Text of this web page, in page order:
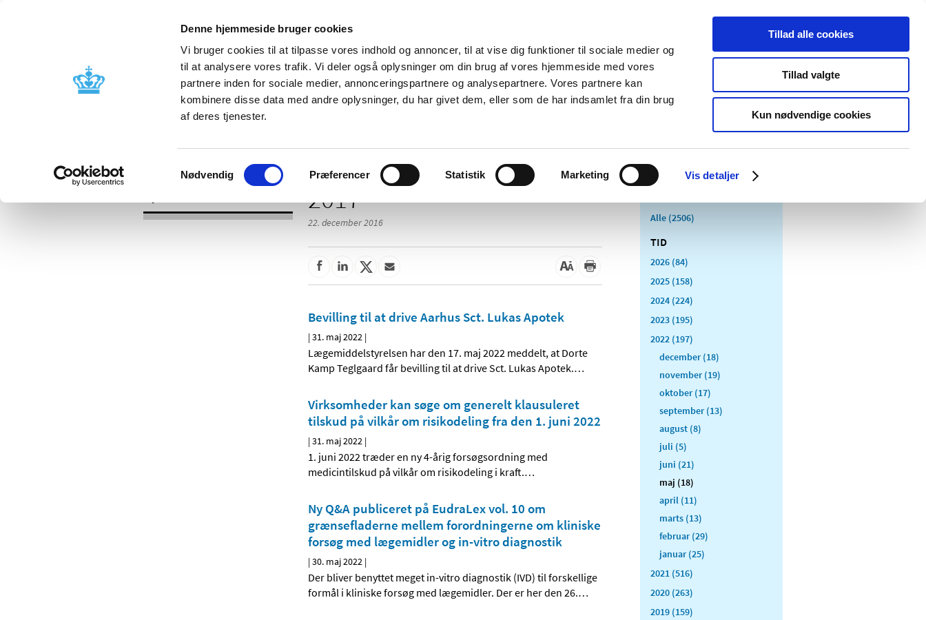
Denne hjemmeside bruger cookies
Vi bruger cookies til at tilpasse vores indhold og annoncer, til at vise dig funktioner til sociale medier og
til at analysere vores trafik. Vi deler også oplysninger om din brug af vores hjemmeside med vores
partnere inden for sociale medier, annonceringspartnere og analysepartnere. Vores partnere kan
kombinere disse data med andre oplysninger, du har givet dem, eller som de har indsamlet fra din brug
af deres tjenester.
Samtykkevalg
Nødvendig Præferencer Statistik Marketing Vis detaljer
Tillad alle cookies
Tillad valgte
Kun nødvendige cookies
Nyheder Om os Kontakt Udgivelser
Godkendelse og
Bivirkninger og
produktinformation
Tilskud og
Apoteker og salg af
Medicinsk
Særlige
produktområder
2017
22. december 2016
Bevilling til at drive Aarhus Sct. Lukas Apotek
|31. maj 2022 |
Lægemiddelstyrelsen har den 17. maj 2022 meddelt, at Dorte
Kamp Teglgaard får bevilling til at drive Sct. Lukas Apotek.…
Virksomheder kan søge om generelt klausuleret
tilskud på vilkår om risikodeling fra den 1. juni 2022
|31. maj 2022 |
1. juni 2022 træder en ny 4-årig forsøgsordning med
medicintilskud på vilkår om risikodeling i kraft.…
Ny Q&A publiceret på EudraLex vol. 10 om
grænsefladerne mellem forordningerne om kliniske
forsøg med lægemidler og in-vitro diagnostik
|30. maj 2022 |
Der bliver benyttet meget in-vitro diagnostik (IVD) til forskellige
formål i kliniske forsøg med lægemidler. Der er her den 26.…
Alle (2506)
TID
2026 (84)
2025 (158)
2024 (224)
2023 (195)
2022 (197)
december (18)
november (19)
oktober (17)
september (13)
august (8)
juli (5)
juni (21)
maj (18)
april (11)
marts (13)
februar (29)
januar (25)
2021 (516)
2020 (263)
2019 (159)